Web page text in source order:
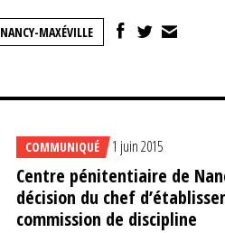
NANCY-MAXÉVILLE
COMMUNIQUÉ 1 juin 2015
Centre pénitentiaire de
décision du chef
commission de discipline